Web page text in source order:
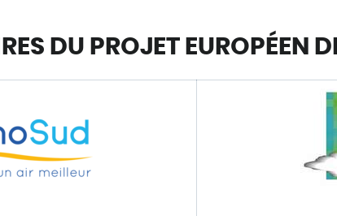
DU PROJET EUROPÉEN